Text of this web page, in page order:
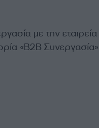
με την
«B2B